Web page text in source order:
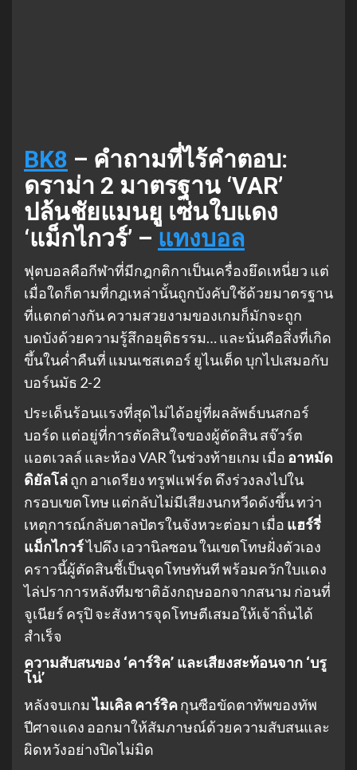
BK8 – คำถามที่ไร้คำตอบ:
ดราม่า 2 มาตรฐาน ‘VAR’
ปล้นชัยแมนยู เซ่นใบแดง
‘แม็กไกวร์’ – แทงบอล
ฟุตบอลคือกีฬาที่มีกฎกติกาเป็นเครื่องยึดเหนี่ยว แต่
เมื่อใดก็ตามที่กฎเหล่านั้นถูกบังคับใช้ด้วยมาตรฐาน
ที่แตกต่างกัน ความสวยงามของเกมก็มักจะถูก
บดบังด้วยความรู้สึกอยุติธรรม… และนั่นคือสิ่งที่เกิด
ขึ้นในค่ำคืนที่ แมนเชสเตอร์ ยูไนเต็ด บุกไปเสมอกับ
บอร์นมัธ 2-2
ประเด็นร้อนแรงที่สุดไม่ได้อยู่ที่ผลลัพธ์บนสกอร์
บอร์ด แต่อยู่ที่การตัดสินใจของผู้ตัดสิน สจ๊วร์ต
แอตเวลล์ และห้อง VAR ในช่วงท้ายเกม เมื่อ อาหมัด
ดิยัลโล่ถูก อาเดรียง ทรูฟแฟร์ต ดึงร่วงลงไปใน
กรอบเขตโทษ แต่กลับไม่มีเสียงนกหวีดดังขึ้น ทว่า
เหตุการณ์กลับตาลปัตรในจังหวะต่อมา เมื่อ แฮร์รี่
แม็กไกวร์ไปดึง เอวานิลซอน ในเขตโทษฝั่งตัวเอง
คราวนี้ผู้ตัดสินชี้เป็นจุดโทษทันที พร้อมควักใบแดง
ไล่ปราการหลังทีมชาติอังกฤษออกจากสนาม ก่อนที่
จูเนียร์ ครุปิ จะสังหารจุดโทษตีเสมอให้เจ้าถิ่นได้
สำเร็จ
ความสับสนของ ‘คาร์ริค’ และเสียงสะท้อนจาก ‘บรู
โน่’
หลังจบเกมไมเคิล คาร์ริคกุนซือขัดตาทัพของทัพ
ปีศาจแดง ออกมาให้สัมภาษณ์ด้วยความสับสนและ
ผิดหวังอย่างปิดไม่มิด